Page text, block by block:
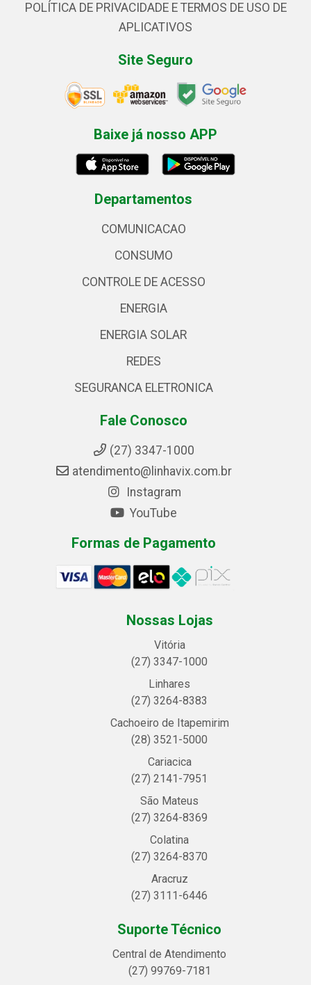
POLÍTICA DE PRIVACIDADE E TERMOS DE USO DE
APLICATIVOS
Site Seguro
Baixe já nosso APP
Departamentos
COMUNICACAO
CONSUMO
CONTROLE DE ACESSO
ENERGIA
ENERGIA SOLAR
REDES
SEGURANCA ELETRONICA
Fale Conosco
(27) 3347-1000
atendimento@linhavix.com.br
Instagram
YouTube
Formas de Pagamento
Nossas Lojas
Vitória
(27) 3347-1000
Linhares
(27) 3264-8383
Cachoeiro de Itapemirim
(28) 3521-5000
Cariacica
(27) 2141-7951
São Mateus
(27) 3264-8369
Colatina
(27) 3264-8370
Aracruz
(27) 3111-6446
Suporte Técnico
Central de Atendimento
(27) 99769-7181